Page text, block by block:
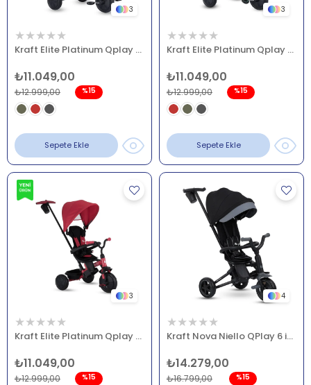
3
★★★★★
Kraft Elite Platinum Qplay 6 in 1 Bisiklet Gri
₺11.049,00
₺12.999,00 %15
Sepete Ekle
3
★★★★★
Kraft Elite Platinum Qplay 6 in 1 Bisiklet Yeşil
₺11.049,00
₺12.999,00 %15
Sepete Ekle
3
★★★★★
Kraft Elite Platinum Qplay 6 in 1 Bisiklet Kırmızı
₺11.049,00
₺12.999,00 %15
4
★★★★★
Kraft Nova Niello QPlay 6 in 1 Katlanır Bisiklet Gri
₺14.279,00
₺16.799,00 %15